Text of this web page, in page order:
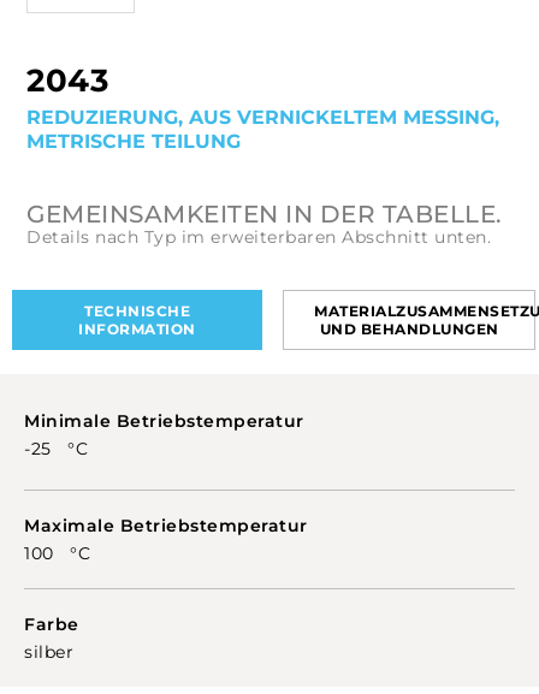
2043
REDUZIERUNG, AUS VERNICKELTEM MESSING,
METRISCHE TEILUNG
GEMEINSAMKEITEN IN DER TABELLE.
Details nach Typ im erweiterbaren Abschnitt unten.
TECHNISCHE
INFORMATION
UND BEHANDLUNGEN
Minimale Betriebstemperatur
-25 °C
Maximale Betriebstemperatur
100 °C
Farbe
silber